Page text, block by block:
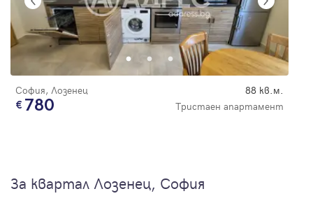
София, Лозенец 88 кв.м.
780 Тристаен апартамент
За квартал Лозенец, София